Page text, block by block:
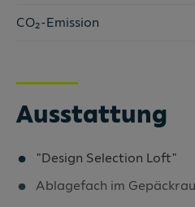
CO₂-Emission
Ausstattung
"Design Selection Loft"
Ablagefach im